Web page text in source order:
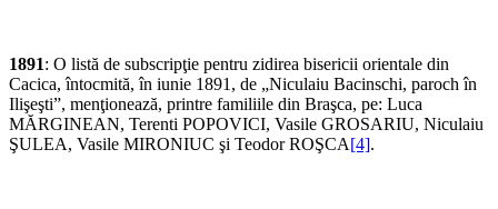
1891: O listă de subscripţie pentru zidirea bisericii orientale din
Cacica, întocmită, în iunie 1891, de „Niculaiu Bacinschi, paroch în
Ilişeşti”, menţionează, printre familiile din Braşca, pe: Luca
MĂRGINEAN, Terenti POPOVICI, Vasile GROSARIU, Niculaiu
ŞULEA, Vasile MIRONIUC şi Teodor ROŞCA[4].